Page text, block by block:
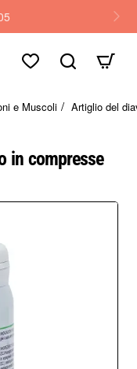
in compresse
e Muscoli Artiglio del